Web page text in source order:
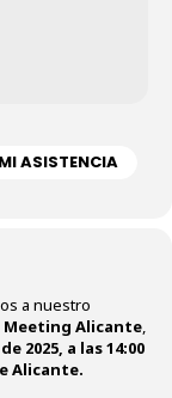
ASISTENCIA
a nuestro
Meeting Alicante,
2025, a las 14:00
Alicante.